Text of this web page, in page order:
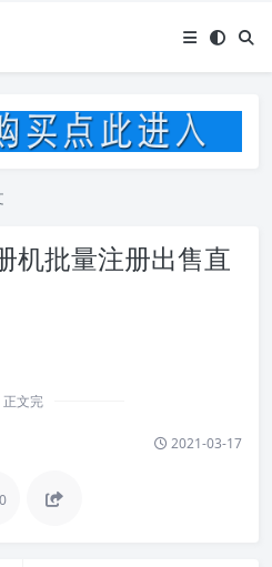
机批量注册出售直
正文完
2021-03-17
0